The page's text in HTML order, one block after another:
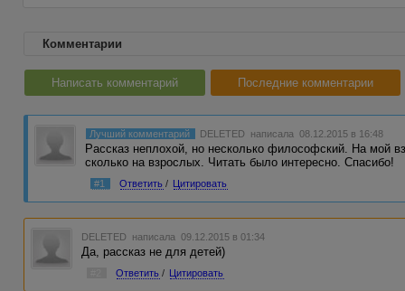
Комментарии
Написать комментарий Последние комментарии
Лучший комментарий DELETED написала 08.12.2015 в 16:48
Рассказ неплохой, но несколько философский. На мой
сколько на взрослых. Читать было интересно. Спасибо!
#1 Ответить / Цитировать
DELETED написала 09.12.2015 в 01:34
Да, рассказ не для детей)
Ответить / Цитировать